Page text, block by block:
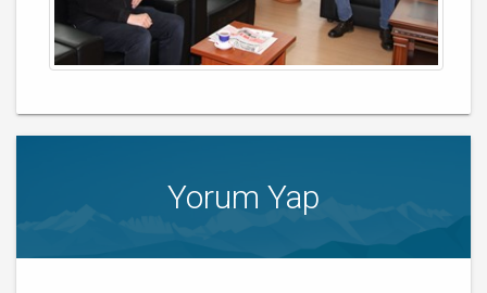
Yorum Yap